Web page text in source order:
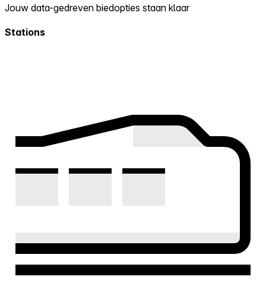
Jouw data-gedreven biedopties staan klaar
Stations